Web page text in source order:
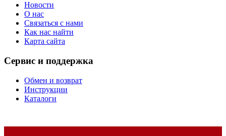
Новости
О нас
Связаться с нами
Как нас найти
Карта сайта
Сервис и поддержка
Обмен и возврат
Инструкции
Каталоги